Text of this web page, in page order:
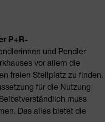
P+R-
und Pendler
vor allem die
freien Stellplatz zu finden.
für die Nutzung
muss
Das alles bietet die